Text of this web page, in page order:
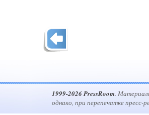
1999-2026 PressRoom.
однако, при перепечатке пресс-